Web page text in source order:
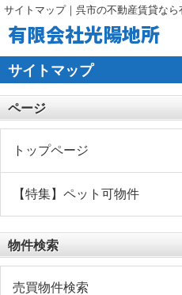
サイトマップ｜呉市の不動産賃貸な
有限会社光陽地所
サイトマップ
ページ
トップページ
【特集】ペット可物件
物件検索
売買物件検索